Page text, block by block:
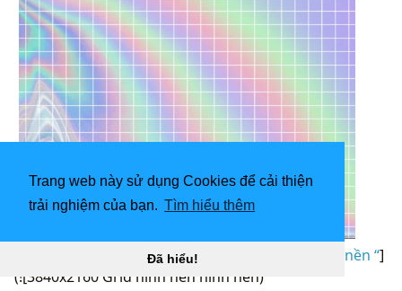
Trang web này sử dụng Cookies để cải thiện
trải nghiệm của bạn. Tìm hiểu thêm
Đã hiểu!
750x1334 Pankeaw ป่าน แก้ว trên Hình nền. Hình nền “]
(![3840x2160 Grid hình nền hình nền)